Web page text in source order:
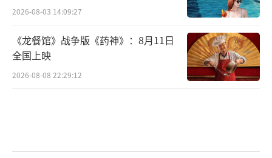
2026-08-03 14:09:27
《龙餐馆》战争版《药神》：8月11日
全国上映
2026-08-08 22:29:12